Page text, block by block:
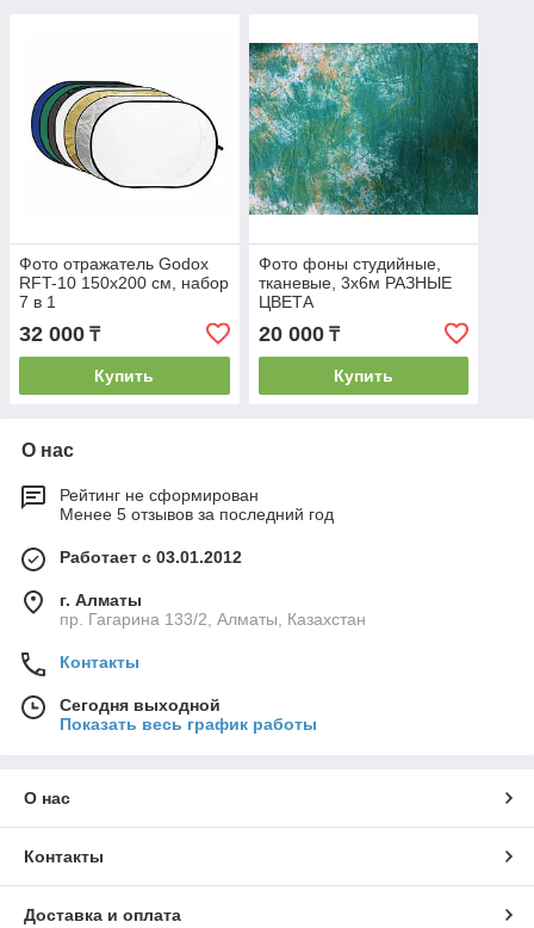
Фото отражатель Godox
RFT-10 150x200 см, набор
7 в 1
32 000 ₸
Купить
Фото фоны студийные,
тканевые, 3х6м РАЗНЫЕ
ЦВЕТА
20 000₸
Купить
О нас
Рейтинг не сформирован
Менее 5 отзывов за последний год
Работает с 03.01.2012
г. Алматы
пр. Гагарина 133/2, Алматы, Казахстан
Контакты
Сегодня выходной
Показать весь график работы
О нас
Контакты
Доставка и оплата